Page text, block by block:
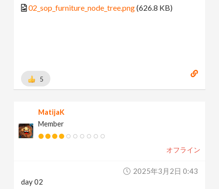
02_sop_furniture_node_tree.png(626.8 KB)
5
MatijaK
Member
オフライン
2025年3月2日 0:43
day 02